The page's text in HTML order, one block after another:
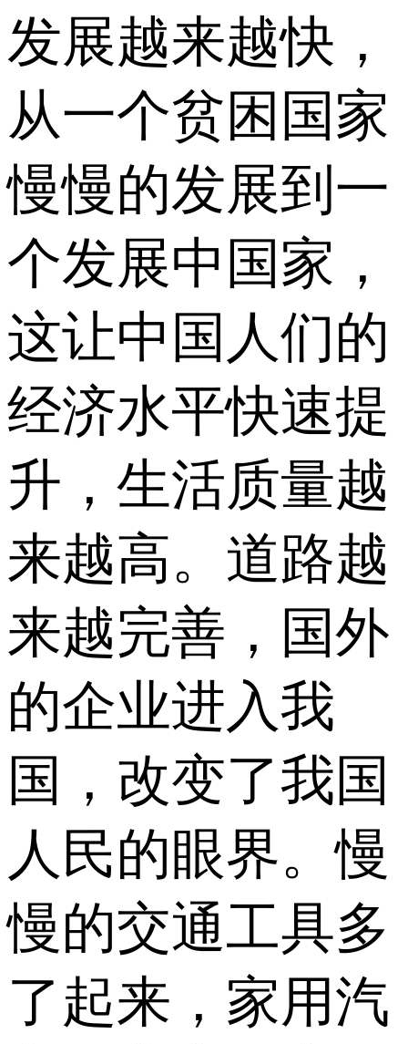
发展越来越快，
从一个贫困国家
慢慢的发展到一
个发展中国家，
这让中国人们的
经济水平快速提
升，生活质量越
来越高。道路越
来越完善，国外
的企业进入我
国，改变了我国
人民的眼界。慢
慢的交通工具多
了起来，家用汽